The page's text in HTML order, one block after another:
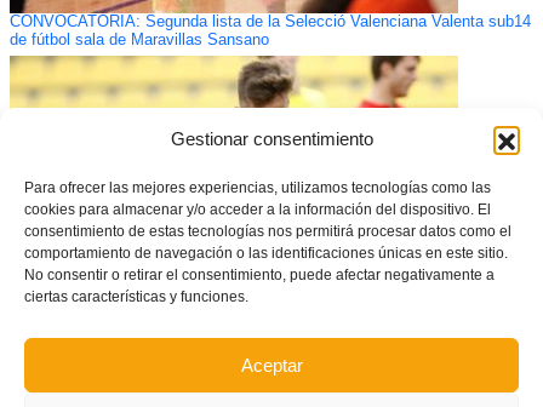
Gestionar consentimiento
Para ofrecer las mejores experiencias, utilizamos tecnologías como las
cookies para almacenar y/o acceder a la información del dispositivo. El
consentimiento de estas tecnologías nos permitirá procesar datos como el
comportamiento de navegación o las identificaciones únicas en este sitio.
No consentir o retirar el consentimiento, puede afectar negativamente a
ciertas características y funciones.
Aceptar
CONVOCATORIA: Segunda lista de la Selecció Valenciana Valenta sub14
de fútbol sala de Maravillas Sansano